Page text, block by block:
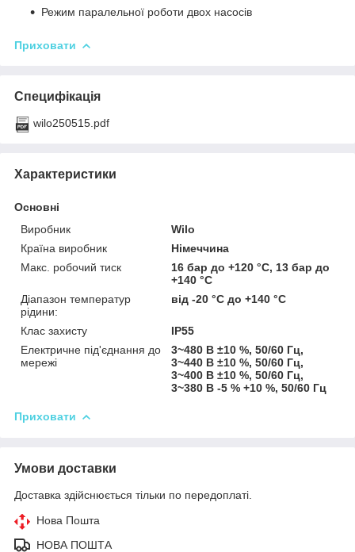
Режим паралельної роботи двох насосів
Приховати
Специфікація
wilo250515.pdf
Характеристики
Основні
Виробник
Wilo
Країна виробник
Німеччина
Макс. робочий тиск
16 бар до +120 °C, 13 бар до
+140 °C
Діапазон температур
рідини:
від -20 °C до +140 °C
Клас захисту
IP55
Електричне під'єднання до
мережі
3~480 В ±10 %, 50/60 Гц,
3~440 В ±10 %, 50/60 Гц,
3~400 В ±10 %, 50/60 Гц,
3~380 В -5 % +10 %, 50/60 Гц
Приховати
Умови доставки
Доставка здійснюється тільки по передоплаті.
Нова Пошта
НОВА ПОШТА